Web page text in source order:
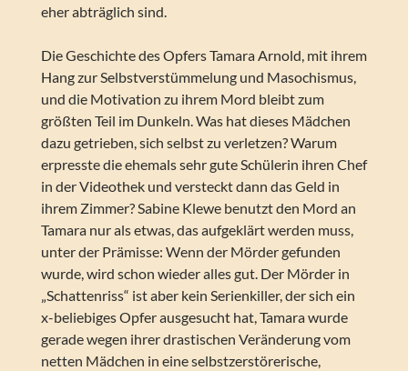
eher abträglich sind.
Die Geschichte des Opfers Tamara Arnold, mit ihrem
Hang zur Selbstverstümmelung und Masochismus,
und die Motivation zu ihrem Mord bleibt zum
größten Teil im Dunkeln. Was hat dieses Mädchen
dazu getrieben, sich selbst zu verletzen? Warum
erpresste die ehemals sehr gute Schülerin ihren Chef
in der Videothek und versteckt dann das Geld in
ihrem Zimmer? Sabine Klewe benutzt den Mord an
Tamara nur als etwas, das aufgeklärt werden muss,
unter der Prämisse: Wenn der Mörder gefunden
wurde, wird schon wieder alles gut. Der Mörder in
„Schattenriss“ ist aber kein Serienkiller, der sich ein
x-beliebiges Opfer ausgesucht hat, Tamara wurde
gerade wegen ihrer drastischen Veränderung vom
netten Mädchen in eine selbstzerstörerische,